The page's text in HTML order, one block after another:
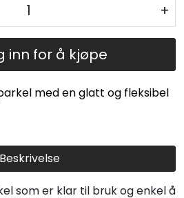
+
inn for å kjøpe
med en glatt og fleksibel
Beskrivelse
som er klar til bruk og enkel å